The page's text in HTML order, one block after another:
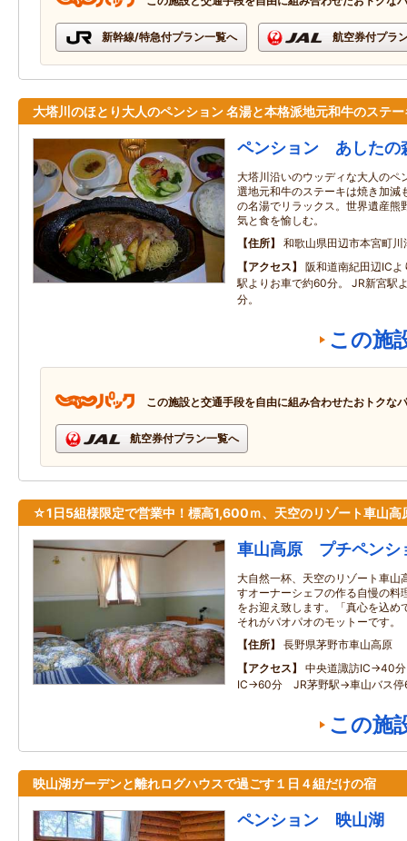
新幹線/特急付プラン一覧へ 航空券付プラ
大塔川のほとり大人のペンション 名湯と本格派地元和牛のステー
ペンション あしたの
大塔川沿いのウッディな大人のペ
選地元和牛のステーキは焼き加減
の名湯でリラックス。世界遺産熊
気と食を愉しむ。
住所
和歌山県田辺市本宮町川
アクセス
阪和道南紀田辺IC
駅よりお車で約60分。 JR新宮駅
分。
この施
この施設と交通手段を自由に組み合わせたおトクな
航空券付プラン一覧へ
☆1日5組様限定で営業中！標高1,600ｍ、天空のリゾート車山高
車山高原 プチペン
大自然一杯、天空のリゾート車山
すオーナーシェフの作る自慢の料
をお迎え致します。「真心を込め
それがパオパオのモットーです。
住所
長野県茅野市車山高原
アクセス
中央道諏訪IC→40
IC→60分 JR茅野駅→車山バス停
この施
映山湖ガーデンと離れログハウスで過ごす１日４組だけの宿
ペンション 映山湖